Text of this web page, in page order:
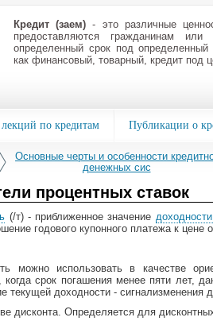
Кредит (заем) - это различные
предоставляются гражданинам
определенный срок под
как финансовый, товарный, кредит под
по кредитам Публикации о
Основные черты и особенности
денежных сис
процентных ставок
(/т) - приближенное значение
годового купонного платежа к цене
можно использовать в качестве
когда срок погашения менее пяти лет,
текущей доходности - сигнализменения
дисконта. Определяется для